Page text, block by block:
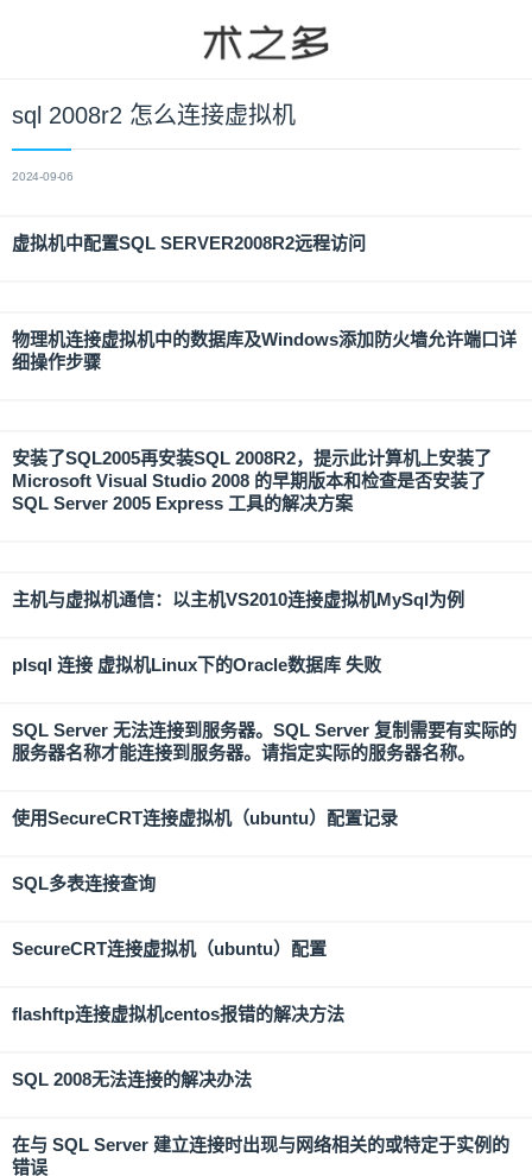
sql 2008r2 怎么连接虚拟机
2024-09-06
虚拟机中配置SQL SERVER2008R2远程访问
物理机连接虚拟机中的数据库及Windows添加防火墙允许端口详
细操作步骤
安装了SQL2005再安装SQL 2008R2，提示此计算机上安装了
Microsoft Visual Studio 2008 的早期版本和检查是否安装了
SQL Server 2005 Express 工具的解决方案
主机与虚拟机通信：以主机VS2010连接虚拟机MySql为例
plsql 连接 虚拟机Linux下的Oracle数据库 失败
SQL Server 无法连接到服务器。SQL Server 复制需要有实际的
服务器名称才能连接到服务器。请指定实际的服务器名称。
使用SecureCRT连接虚拟机（ubuntu）配置记录
SQL多表连接查询
SecureCRT连接虚拟机（ubuntu）配置
flashftp连接虚拟机centos报错的解决方法
SQL 2008无法连接的解决办法
在与 SQL Server 建立连接时出现与网络相关的或特定于实例的
错误